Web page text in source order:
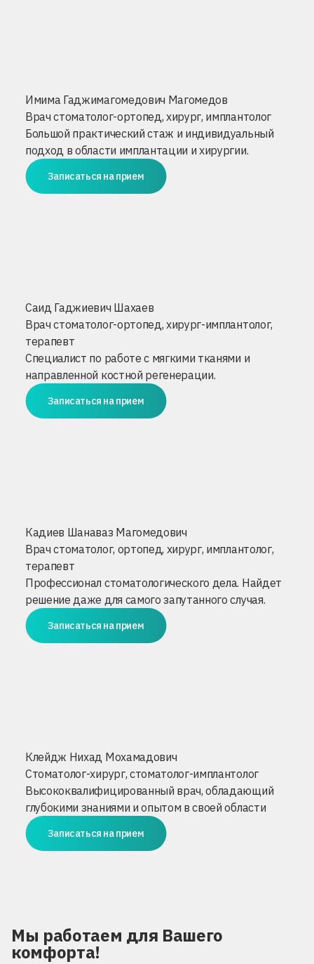
Имима Гаджимагомедович Магомедов
Врач стоматолог-ортопед, хирург, имплантолог
Большой практический стаж и индивидуальный
подход в области имплантации и хирургии.
Записаться на прием
Саид Гаджиевич Шахаев
Врач стоматолог-ортопед, хирург-имплантолог,
терапевт
Специалист по работе с мягкими тканями и
направленной костной регенерации.
Записаться на прием
Кадиев Шанаваз Магомедович
Врач стоматолог, ортопед, хирург, имплантолог,
терапевт
Профессионал стоматологического дела. Найдет
решение даже для самого запутанного случая.
Записаться на прием
Клейдж Нихад Мохамадович
Стоматолог-хирург, стоматолог-имплантолог
Высококвалифицированный врач, обладающий
глубокими знаниями и опытом в своей области
Записаться на прием
Мы работаем для Вашего
комфорта!